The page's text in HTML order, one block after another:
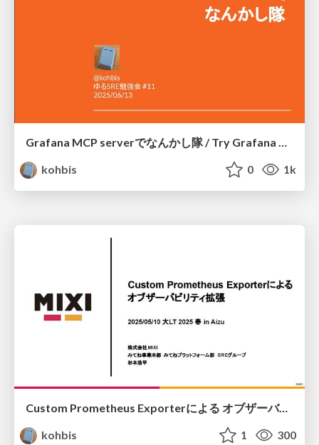
Grafana MCP serverでなんかし隊 / Try Grafana MCP server
kohbis
0 1k
Custom Prometheus Exporterによる オブザーバビリティ拡張 / Extending observability with Custom Prometheus Exporter
kohbis
1 300